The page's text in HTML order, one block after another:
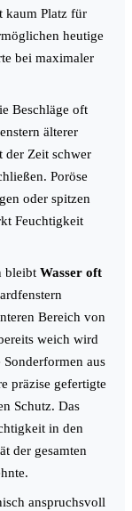
kaum Platz für
heutige
bei maximaler
Beschläge oft
älterer
der Zeit schwer
Poröse
oder spitzen
Feuchtigkeit
bleibt Wasser oft
Bereich von
weich wird
aus
präzise gefertigte
Schutz. Das
in den
der gesamten
anspruchsvoll